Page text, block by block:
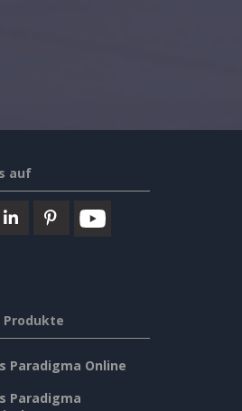
auf
Paradigma Online
Paradigma